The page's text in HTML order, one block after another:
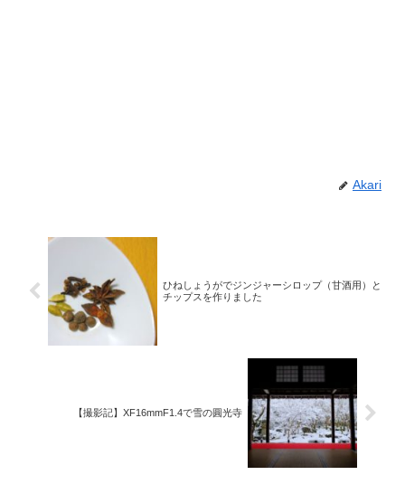
Akari
ひねしょうがでジンジャーシロップ（甘酒用）と
チップスを作りました
【撮影記】XF16mmF1.4で雪の圓光寺